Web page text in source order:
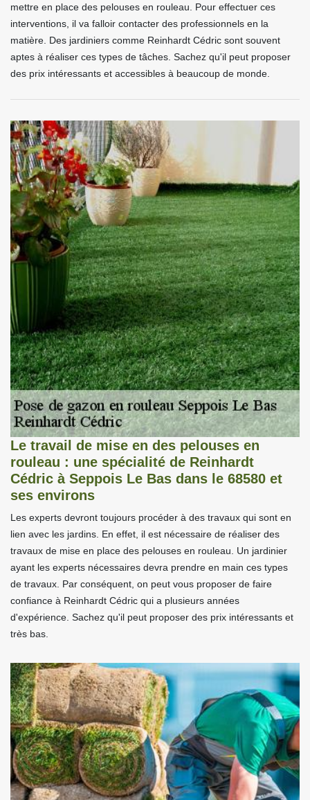
mettre en place des pelouses en rouleau. Pour effectuer ces
interventions, il va falloir contacter des professionnels en la
matière. Des jardiniers comme Reinhardt Cédric sont souvent
aptes à réaliser ces types de tâches. Sachez qu'il peut proposer
des prix intéressants et accessibles à beaucoup de monde.
Le travail de mise en des pelouses en
rouleau : une spécialité de Reinhardt
Cédric à Seppois Le Bas dans le 68580 et
ses environs
Les experts devront toujours procéder à des travaux qui sont en
lien avec les jardins. En effet, il est nécessaire de réaliser des
travaux de mise en place des pelouses en rouleau. Un jardinier
ayant les experts nécessaires devra prendre en main ces types
de travaux. Par conséquent, on peut vous proposer de faire
confiance à Reinhardt Cédric qui a plusieurs années
d'expérience. Sachez qu'il peut proposer des prix intéressants et
très bas.